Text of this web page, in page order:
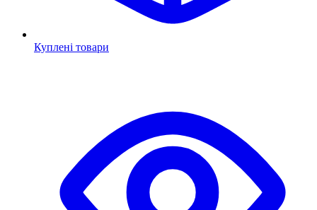
Куплені товари